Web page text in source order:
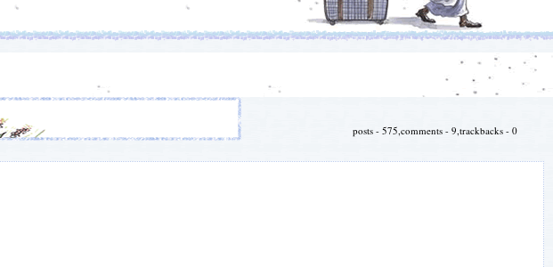
posts - 575,comments - 9,trackbacks - 0